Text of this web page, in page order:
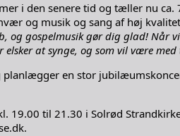
i den senere tid og tæller nu
og musik og sang af høj
og gospelmusik gør dig glad!
at synge, og som vil være
en stor
19.00 til 21.30 i Solrød